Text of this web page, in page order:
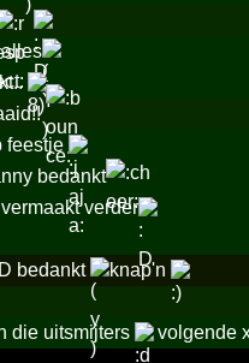
feestje
bedankt
verder
bedankt knap'n
die uitsmijters volgende